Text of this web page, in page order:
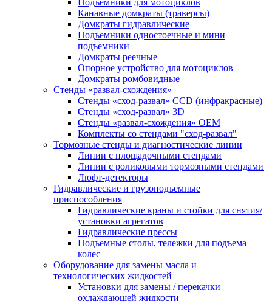
Подъемники для мотоциклов
Канавные домкраты (траверсы)
Домкраты гидравлические
Подъемники одностоечные и мини
подъемники
Домкраты реечные
Опорное устройство для мотоциклов
Домкраты ромбовидные
Стенды «развал-схождения»
Стенды «сход-развал» CCD (инфракрасные)
Стенды «сход-развал» 3D
Стенды «развал-схождения» ОЕМ
Комплекты со стендами "сход-развал"
Тормозные стенды и диагностические линии
Линии с площадочными стендами
Линии с роликовыми тормозными стендами
Люфт-детекторы
Гидравлические и грузоподъемные
приспособления
Гидравлические краны и стойки для снятия/
установки агрегатов
Гидравлические прессы
Подъемные столы, тележки для подъема
колес
Оборудование для замены масла и
технологических жидкостей
Установки для замены / перекачки
охлаждающей жидкости